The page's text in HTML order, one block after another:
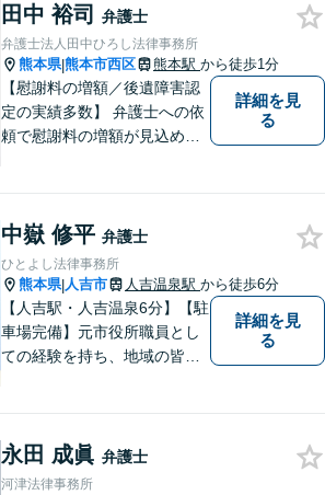
ート。企業からのご相談も承
ります【交通事故】弁護士費
用特約の利用可【夜間・休日
面談可】
田中 裕司 弁護士
弁護士法人田中ひろし法律事務所
熊本県|熊本市西区 熊本駅 から徒歩1分
【慰謝料の増額／後遺障害認
定の実績多数】 弁護士への依
頼で慰謝料の増額が見込めま
ノウハウ多数】相続手続きか
ら遺言書までトータルサポー
ト【JR熊本駅から徒歩1分】
詳細を見
る
中嶽 修平 弁護士
ひとよし法律事務所
熊本県|人吉市 人吉温泉駅 から徒歩6分
【人吉駅・人吉温泉6分】【駐
車場完備】元市役所職員とし
ての経験を持ち、地域の皆さ
懇切丁寧に対応し、解決を目
指します【LINE対応】
詳細を見
る
永田 成眞 弁護士
河津法律事務所